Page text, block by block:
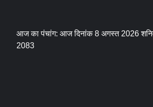
आज का पंचांग: आज दिनांक 8 अगस्त 2026
2083